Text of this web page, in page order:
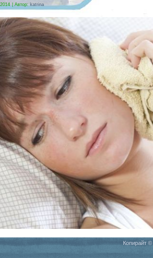
|Автор: katrina
Копирайт